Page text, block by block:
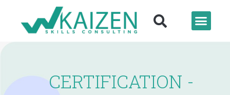
CERTIFICATION -